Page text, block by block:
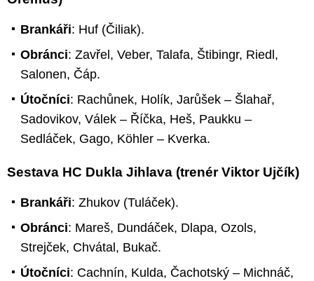
Brankáři: Huf (Čiliak).
Obránci: Zavřel, Veber, Talafa, Štibingr, Riedl,
Salonen, Čáp.
Útočníci: Rachůnek, Holík, Jarůšek – Šlahař,
Sadovikov, Válek – Říčka, Heš, Paukku –
Sedláček, Gago, Köhler – Kverka.
Sestava HC Dukla Jihlava (trenér Viktor Ujčík)
Brankáři: Zhukov (Tuláček).
Obránci: Mareš, Dundáček, Dlapa, Ozols,
Strejček, Chvátal, Bukač.
Útočníci: Cachnín, Kulda, Čachotský – Michnáč,